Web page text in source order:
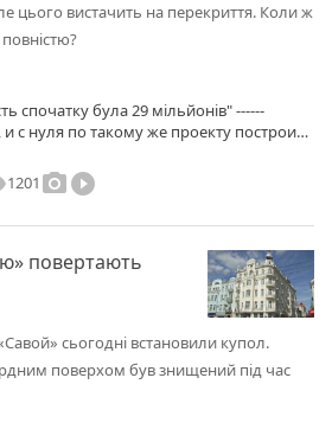
цього вистачить на перекриття. Коли ж
спочатку була 29 мільйонів" ------
и с нуля по такому же проекту построить
1201 photo_cameraplay_circle_filled
повертають
сьогодні встановили купол.
поверхом був знищений під час